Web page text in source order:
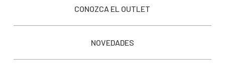
CONOZCA EL OUTLET
NOVEDADES